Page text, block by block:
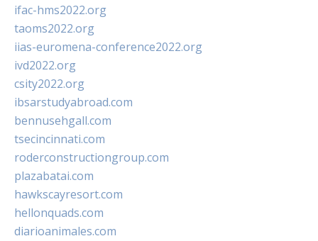
ifac-hms2022.org
taoms2022.org
iias-euromena-conference2022.org
ivd2022.org
csity2022.org
ibsarstudyabroad.com
bennusehgall.com
tsecincinnati.com
roderconstructiongroup.com
plazabatai.com
hawkscayresort.com
hellonquads.com
diarioanimales.com